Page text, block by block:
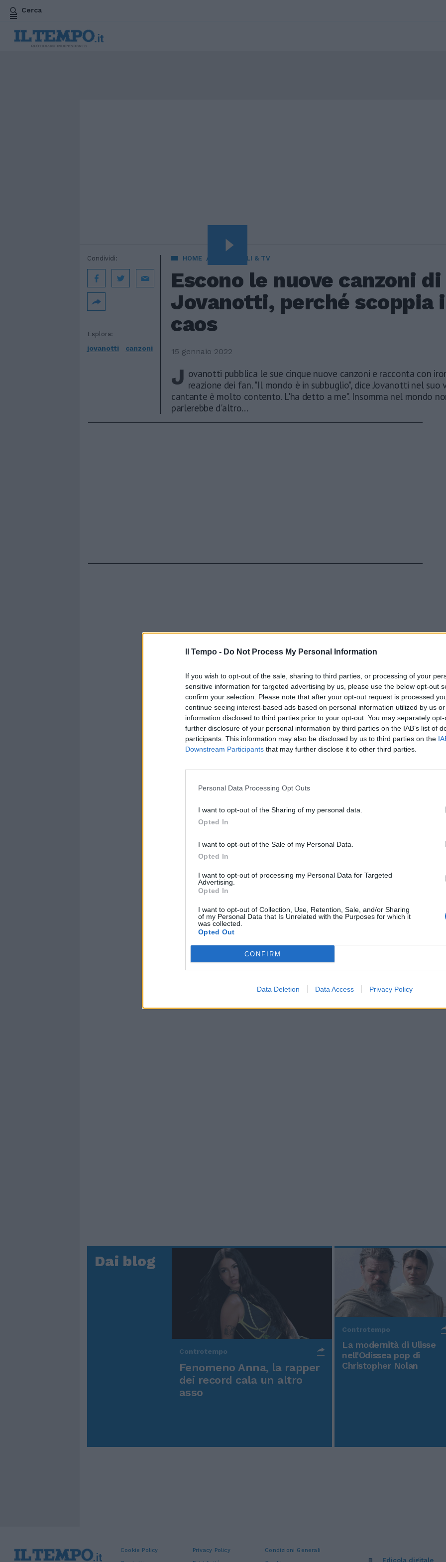
Il Tempo - Do Not Process My Personal Information
If you wish to opt-out of the sale, sharing to third parties, or processing of your
sensitive information for targeted advertising by us, please use the below opt-out
confirm your selection. Please note that after your opt-out request is processed
continue seeing interest-based ads based on personal information utilized by us
information disclosed to third parties prior to your opt-out. You may separately
further disclosure of your personal information by third parties on the IAB’s list of
participants. This information may also be disclosed by us to third parties on the
Downstream Participants that may further disclose it to other third parties.
Personal Data Processing Opt Outs
I want to opt-out of the Sharing of my personal data.
Opted In
I want to opt-out of the Sale of my Personal Data.
Opted In
I want to opt-out of processing my Personal Data for Targeted
Advertising.
Opted In
I want to opt-out of Collection, Use, Retention, Sale, and/or Sharing
of my Personal Data that Is Unrelated with the Purposes for which it
was collected.
Opted Out
CONFIRM
Data Deletion Data Access Privacy Policy
Cerca
HOME SPETTACOLI & TV
Escono le nuove canzoni di
Jovanotti, perché scoppia
caos
15 gennaio 2022
Esplora:
jovanotti canzoni
Condividi:
J ovanotti pubblica le sue cinque nuove canzoni e racconta con
reazione dei fan. "Il mondo è in subbuglio", dice Jovanotti nel suo
cantante è molto contento. L'ha detto a me". Insomma nel mondo
parlerebbe d'altro...
In
Trump, Meloni e la strategia
Dai blog
Controtempo
Fenomeno Anna, la rapper
dei record cala un altro
asso
Controtempo
La modernità di Ulisse
nell'Odissea pop di
Christopher Nolan
Cookie Policy Privacy Policy
Condizioni Generali
Edicola digitale